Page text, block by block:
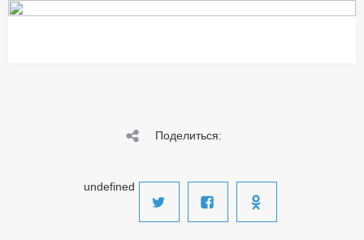
Поделиться:
undefined